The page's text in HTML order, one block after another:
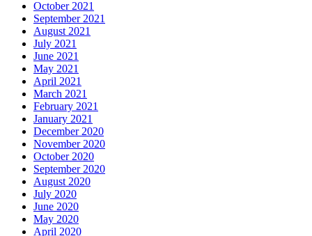
October 2021
September 2021
August 2021
July 2021
June 2021
May 2021
April 2021
March 2021
February 2021
January 2021
December 2020
November 2020
October 2020
September 2020
August 2020
July 2020
June 2020
May 2020
April 2020